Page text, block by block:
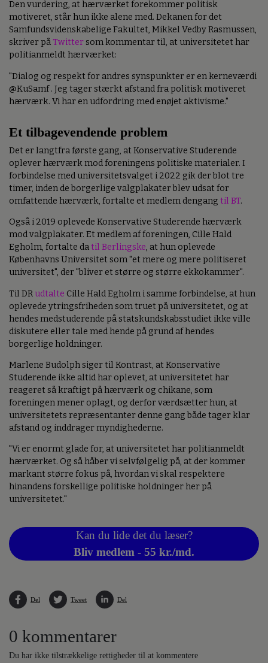
Den vurdering, at hærværket forekommer politisk
motiveret, står hun ikke alene med. Dekanen for det
Samfundsvidenskabelige Fakultet, Mikkel Vedby Rasmussen,
skriver på Twitter som kommentar til, at universitetet har
politianmeldt hærværket:
"Dialog og respekt for andres synspunkter er en kerneværdi
@KuSamf . Jeg tager stærkt afstand fra politisk motiveret
hærværk. Vi har en udfordring med enøjet aktivisme."
Et tilbagevendende problem
Det er langtfra første gang, at Konservative Studerende
oplever hærværk mod foreningens politiske materialer. I
forbindelse med universitetsvalget i 2022 gik der blot tre
timer, inden de borgerlige valgplakater blev udsat for
omfattende hærværk, fortalte et medlem dengang til BT.
Også i 2019 oplevede Konservative Studerende hærværk
mod valgplakater. Et medlem af foreningen, Cille Hald
Egholm, fortalte datil Berlingske, at hun oplevede
Københavns Universitet som "et mere og mere politiseret
universitet", der "bliver et større og større ekkokammer".
Til DRudtalte Cille Hald Egholm i samme forbindelse, at hun
oplevede ytringsfriheden som truet på universitetet, og at
hendes medstuderende på statskundskabsstudiet ikke ville
diskutere eller tale med hende på grund af hendes
borgerlige holdninger.
Marlene Budolph siger til Kontrast, at Konservative
Studerende ikke altid har oplevet, at universitetet har
reageret så kraftigt på hærværk og chikane, som
foreningen mener oplagt, og derfor værdsætter hun, at
universitetets repræsentanter denne gang både tager klar
afstand og inddrager myndighederne.
"Vi er enormt glade for, at universitetet har politianmeldt
hærværket. Og så håber vi selvfølgelig på, at der kommer
markant større fokus på, hvordan vi skal respektere
hinandens forskellige politiske holdninger her på
universitetet."
Kan du lide det du læser?
Bliv medlem - 55 kr./md.
Del Tweet Del
0 kommentarer
Du har ikke tilstrækkelige rettigheder til at kommentere